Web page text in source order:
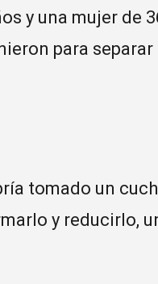
y una mujer de
para separar
tomado un
y reducirlo,